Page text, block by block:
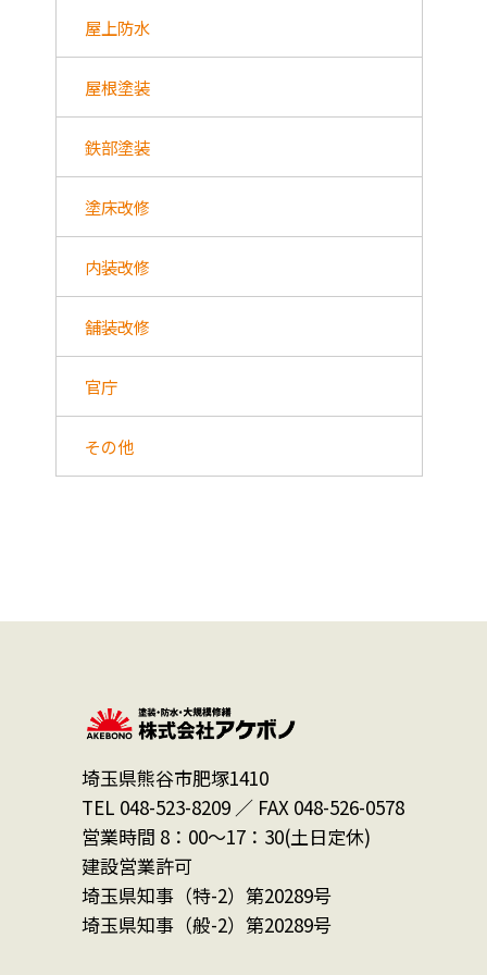
屋上防水
屋根塗装
鉄部塗装
塗床改修
内装改修
舗装改修
官庁
その他
埼玉県熊谷市肥塚1410
TEL 048-523-8209 ／ FAX 048-526-0578
営業時間 8：00～17：30(土日定休)
建設営業許可
埼玉県知事（特-2）第20289号
埼玉県知事（般-2）第20289号